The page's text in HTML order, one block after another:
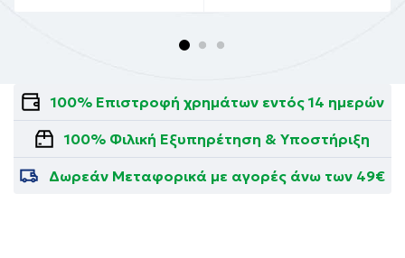
100% Επιστροφή χρημάτων εντός 14 ημερών
100% Φιλική Εξυπηρέτηση & Υποστήριξη
Δωρεάν Μεταφορικά με αγορές άνω των 49€